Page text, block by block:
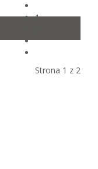
1
Strona 1 z 2